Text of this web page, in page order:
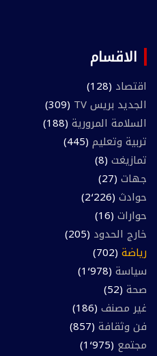
الاقسام
اقتصاد (128)
الجديد بريس TV
(309)
السلامة المرورية (188)
تربية وتعليم (445)
تمازيغت (8)
جهات (27)
حوادث (2٬226)
حوارات (16)
خارج الحدود (205)
رياضة (702)
سياسة (1٬978)
صحة (52)
غير مصنف (186)
فن وثقافة (857)
مجتمع (1٬975)